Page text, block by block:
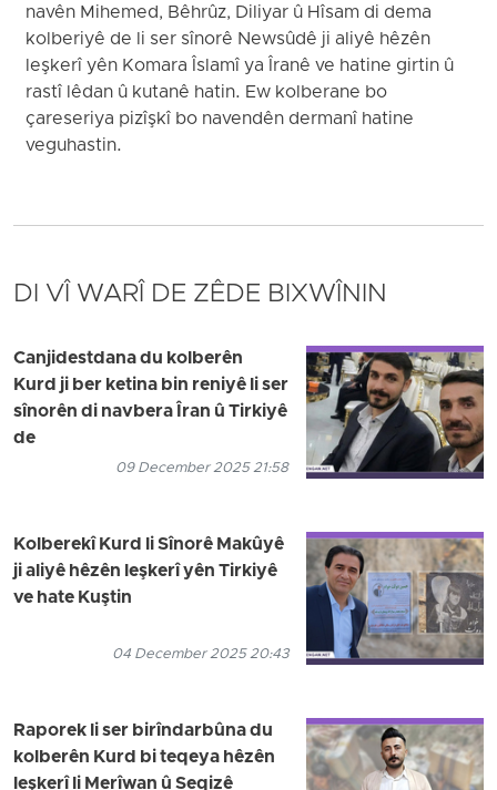
navên Mihemed, Bêhrûz, Diliyar û Hîsam di dema
kolberiyê de li ser sînorê Newsûdê ji aliyê hêzên
leşkerî yên Komara Îslamî ya Îranê ve hatine girtin û
rastî lêdan û kutanê hatin. Ew kolberane bo
çareseriya pizîşkî bo navendên dermanî hatine
veguhastin.
DI VÎ WARÎ DE ZÊDE BIXWÎNIN
Canjidestdana du kolberên
Kurd ji ber ketina bin reniyê li ser
sînorên di navbera Îran û Tirkiyê
de
09 December 2025 21:58
Kolberekî Kurd li Sînorê Makûyê
ji aliyê hêzên leşkerî yên Tirkiyê
ve hate Kuştin
04 December 2025 20:43
Raporek li ser birîndarbûna du
kolberên Kurd bi teqeya hêzên
leşkerî li Merîwan û Seqizê